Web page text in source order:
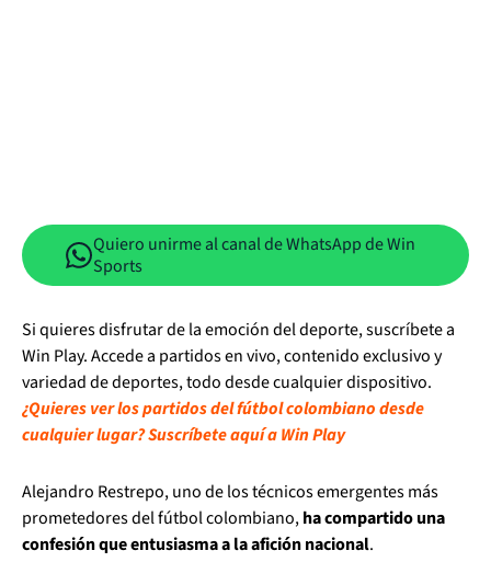
Quiero unirme al canal de WhatsApp de Win
Sports
Si quieres disfrutar de la emoción del deporte, suscríbete a
Win Play. Accede a partidos en vivo, contenido exclusivo y
variedad de deportes, todo desde cualquier dispositivo.
¿Quieres ver los partidos del fútbol colombiano desde
cualquier lugar? Suscríbete aquí a Win Play
Alejandro Restrepo, uno de los técnicos emergentes más
prometedores del fútbol colombiano,ha compartido una
confesión que entusiasma a la afición nacional.